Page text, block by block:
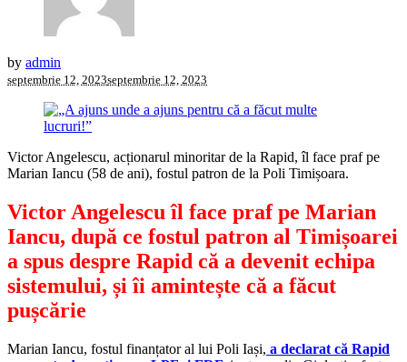
by admin
septembrie 12, 2023septembrie 12, 2023
Victor Angelescu, acționarul minoritar de la Rapid, îl face praf pe
Marian Iancu (58 de ani), fostul patron de la Poli Timișoara.
Victor Angelescu îl face praf pe Marian
Iancu, după ce fostul patron al Timișoarei
a spus despre Rapid că a devenit echipa
sistemului, și îi amintește că a făcut
pușcărie
Marian Iancu, fostul finanțator al lui Poli Iași, a declarat că Rapid